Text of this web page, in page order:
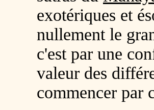
exotériques et
nullement le
c'est par une
valeur des
commencer par